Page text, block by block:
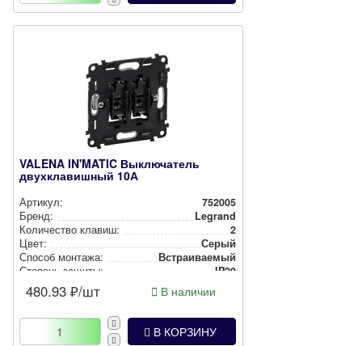
VALENA IN'MATIC Выключатель
двухклавишный 10А
Артикул:
752005
Бренд:
Legrand
Количество клавиш:
2
Цвет:
Серый
Способ монтажа:
Встра­ива­емый
Степень защиты:
IP20
480.93 ₽/шт В наличии
В КОРЗИНУ